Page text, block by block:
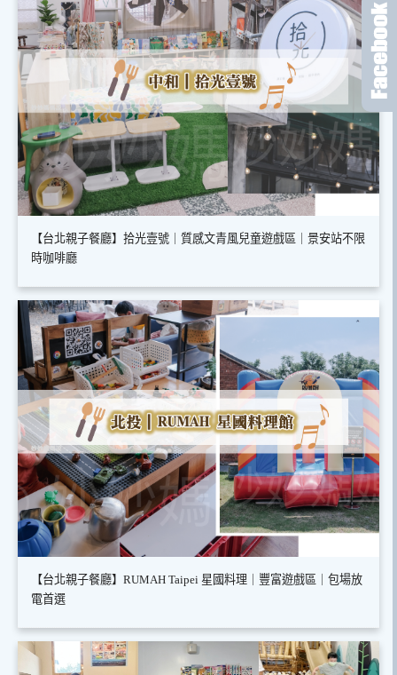
【台北親子餐廳】拾光壹號｜質感文青風兒童遊戲區｜景安站不限
時咖啡廳
【台北親子餐廳】RUMAH Taipei 星國料理｜豐富遊戲區｜包場放
電首選